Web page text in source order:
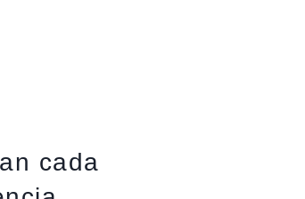
cada